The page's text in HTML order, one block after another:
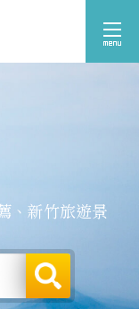
、新竹旅遊景